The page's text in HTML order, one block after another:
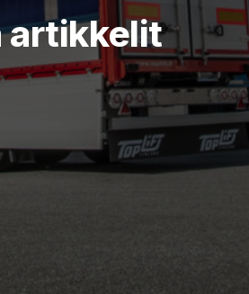
artikkelit